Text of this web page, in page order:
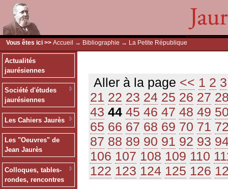
Vous êtes ici >> Accueil → Bibliographie → La Petite République
Actualités
jaurésiennes
Société d'études
jaurésiennes
Les Cahiers Jaurès
Les "Oeuvres" de
Jean Jaurès
Colloques, tables-
rondes, rencontres
Aller à la page << 1 2 3
21 22 23 24 25 26 27
43 44 45 46 47 48 49
65 66 67 68 69 70 71
87 88 89 90 91 92 93
106 107 108 109 110
122 123 124 125 126